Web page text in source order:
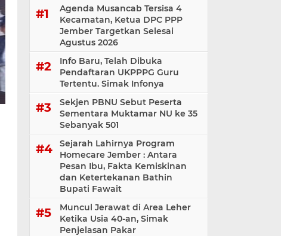
Agenda Musancab Tersisa 4
Kecamatan, Ketua DPC PPP
Jember Targetkan Selesai
Agustus 2026
Info Baru, Telah Dibuka
Pendaftaran UKPPPG Guru
Tertentu. Simak Infonya
Sekjen PBNU Sebut Peserta
Sementara Muktamar NU ke 35
Sebanyak 501
Sejarah Lahirnya Program
Homecare Jember : Antara
Pesan Ibu, Fakta Kemiskinan
dan Ketertekanan Bathin
Bupati Fawait
Muncul Jerawat di Area Leher
Ketika Usia 40-an, Simak
Penjelasan Pakar